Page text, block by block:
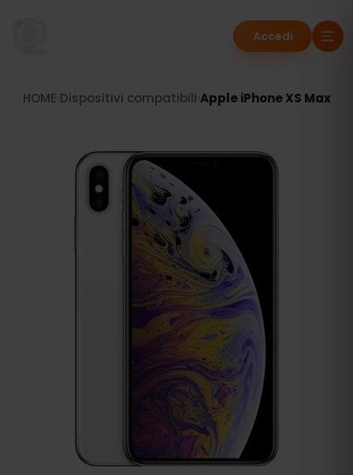
Accedi
HOME Dispositivi compatibili Apple iPhone XS Max